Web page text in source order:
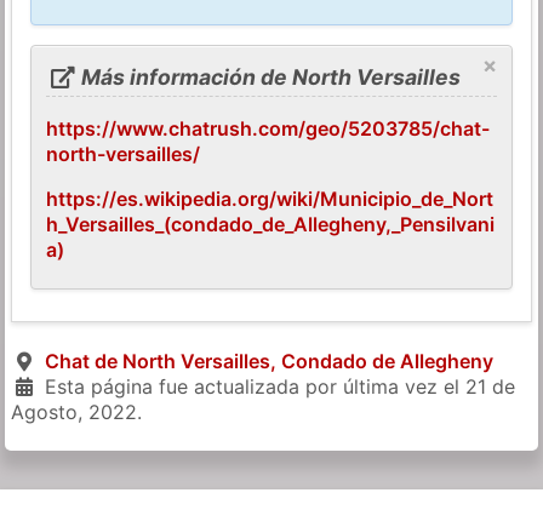
×
Más información de North Versailles
https://www.chatrush.com/geo/5203785/chat-
north-versailles/
https://es.wikipedia.org/wiki/Municipio_de_Nort
h_Versailles_(condado_de_Allegheny,_Pensilvani
a)
Chat de North Versailles, Condado de Allegheny
Esta página fue actualizada por última vez el 21 de
Agosto, 2022.